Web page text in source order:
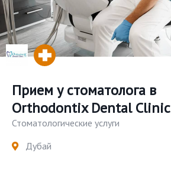
Прием у стоматолога в
Orthodontix Dental Clinic
Стоматологические услуги
Дубай